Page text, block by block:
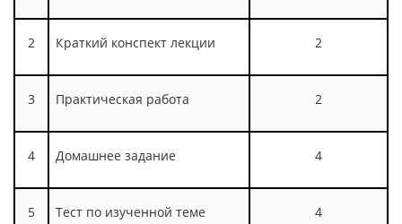
2 Краткий конспект лекции 2
3 Практическая работа 2
4 Домашнее задание 4
5 Тест по изученной теме 4